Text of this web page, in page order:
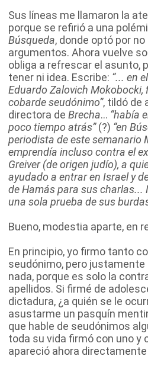
Sus líneas me llamaron la
porque se refirió a una
Búsqueda, donde optó por
argumentos. Ahora vuelve
obliga a refrescar el asunto,
tener ni idea. Escribe: “... en
Eduardo Zalovich Mokobocki,
cobarde seudónimo”, tildó de
directora de Brecha... “había
poco tiempo atrás”(?) “en
periodista de este semanario
emprendía incluso contra el
Greiver (de origen judío), a
ayudado a entrar en Israel y
de Hamás para sus charlas...
una sola prueba de sus
Bueno, modestia aparte, en
En principio, yo firmo tanto
seudónimo, pero justamente
nada, porque es solo la
apellidos. Si firmé de
dictadura, ¿a quién se le
asustarme un pasquín
que hable de seudónimos
toda su vida firmó con uno y
apareció ahora directamente